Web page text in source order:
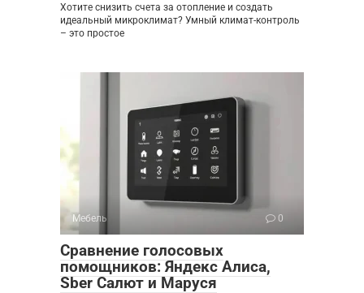
Хотите снизить счета за отопление и создать
идеальный микроклимат? Умный климат-контроль
– это простое
Мебель 0
Сравнение голосовых
помощников: Яндекс Алиса,
Sber Салют и Маруся